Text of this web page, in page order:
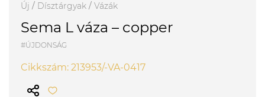
Új / Dísztárgyak / Vázák
Sema L váza – copper
#ÚJDONSÁG
Cikkszám: 213953/-VA-0417